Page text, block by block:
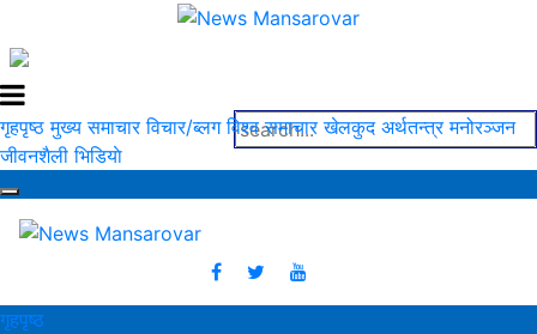
गृहपृष्ठ मुख्य समाचार विचार/ब्लग विश्व समाचार खेलकुद अर्थतन्त्र मनोरञ्‍जन
जीवनशैली भिडियाे
गृहपृष्ठ